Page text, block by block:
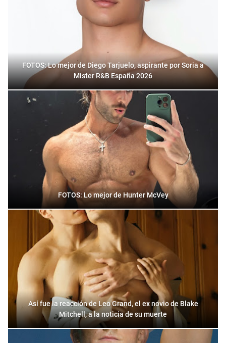
FOTOS: Lo mejor de Diego Tarjuelo, aspirante por Soria a
Mister R&B España 2026
FOTOS: Lo mejor de Hunter McVey
Así fue la reacción de Leo Grand, el ex novio de Blake
Mitchell, a la noticia de su muerte